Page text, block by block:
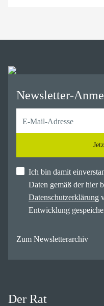
Newsletter-
Ich bin damit
Daten gemäß der hier
Datenschutzerklärung
Entwicklung
Zum Newsletterarchiv
Der Rat